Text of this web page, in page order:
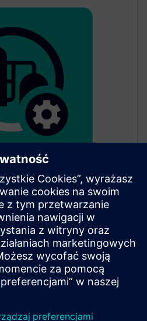
IQ
app for easy access to
parameterize and
via Bluetooth.